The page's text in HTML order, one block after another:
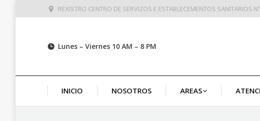
REXISTRO CENTRO DE SERVIZOS E ESTABLECEMENTOS SANITARIOS
Lunes – Viernes 10 AM – 8 PM
INICIO NOSOTROS AREAS